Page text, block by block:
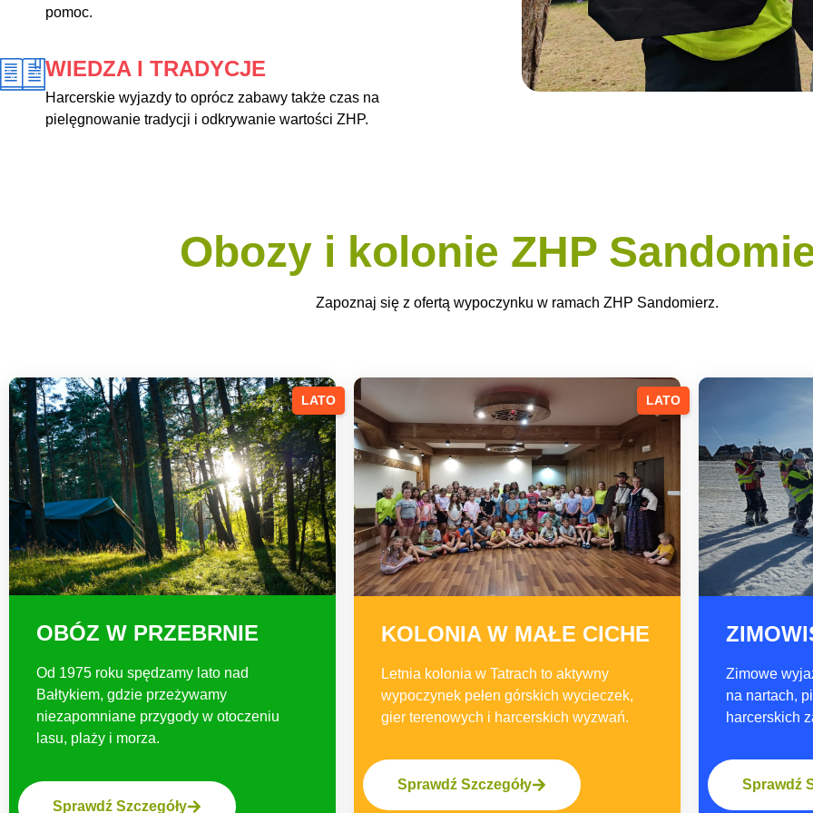
pomoc.
WIEDZA I TRADYCJE
Harcerskie wyjazdy to oprócz zabawy także czas na
pielęgnowanie tradycji i odkrywanie wartości ZHP.
Obozy i kolonie ZHP
Zapoznaj się z ofertą wypoczynku w ramach ZHP Sandomierz.
OBÓZ W PRZEBRNIE
Od 1975 roku spędzamy lato nad
Bałtykiem, gdzie przeżywamy
niezapomniane przygody w otoczeniu
lasu, plaży i morza.
Sprawdź Szczegóły
KOLONIA W MAŁE CICHE
Letnia kolonia w Tatrach to aktywny
wypoczynek pełen górskich wycieczek,
gier terenowych i harcerskich wyzwań.
Sprawdź Szczegóły
Zimowe
na nartach,
harcerskich
Sprawdź